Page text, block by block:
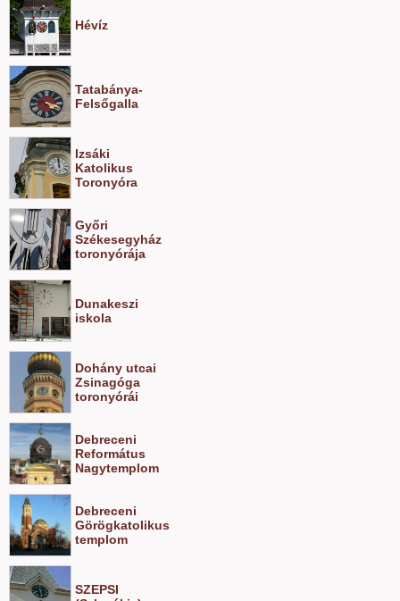
Hévíz
Tatabánya-
Felsőgalla
Izsáki
Katolikus
Toronyóra
Győri
Székesegyház
toronyórája
Dunakeszi
iskola
Dohány utcai
Zsinagóga
toronyórái
Debreceni
Református
Nagytemplom
Debreceni
Görögkatolikus
templom
SZEPSI